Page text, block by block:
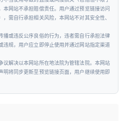
网站不承担赔偿责任。用户通过预览链接访问
需自行承担相关风险，本网站不对其安全性、
播或违反公序良俗的行为，违者需自行承担法律
违规，用户应立即停止使用并通过网站指定渠道
议解决以本网站所在地法院为管辖法院。本网站
明将同步更新至预览链接页面，用户继续使用即